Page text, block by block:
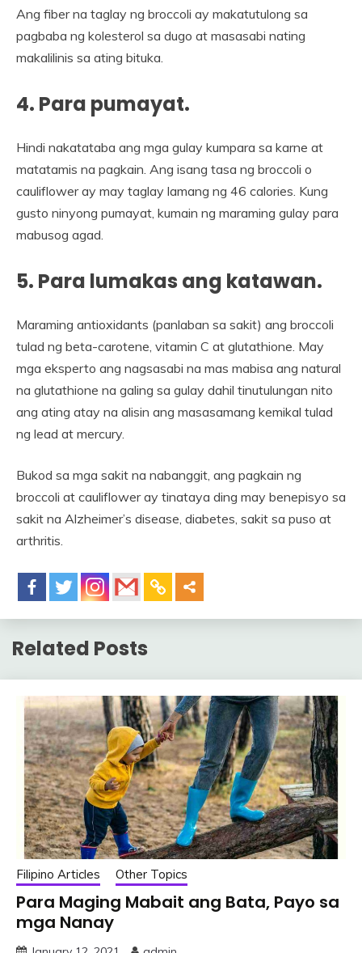
Ang fiber na taglay ng broccoli ay makatutulong sa
pagbaba ng kolesterol sa dugo at masasabi nating
makalilinis sa ating bituka.
4. Para pumayat.
Hindi nakatataba ang mga gulay kumpara sa karne at
matatamis na pagkain. Ang isang tasa ng broccoli o
cauliflower ay may taglay lamang ng 46 calories. Kung
gusto ninyong pumayat, kumain ng maraming gulay para
mabusog agad.
5. Para lumakas ang katawan.
Maraming antioxidants (panlaban sa sakit) ang broccoli
tulad ng beta-carotene, vitamin C at glutathione. May
mga eksperto ang nagsasabi na mas mabisa ang natural
na glutathione na galing sa gulay dahil tinutulungan nito
ang ating atay na alisin ang masasamang kemikal tulad
ng lead at mercury.
Bukod sa mga sakit na nabanggit, ang pagkain ng
broccoli at cauliflower ay tinataya ding may benepisyo sa
sakit na Alzheimer’s disease, diabetes, sakit sa puso at
arthritis.
Related Posts
Filipino Articles Other Topics
Para Maging Mabait ang Bata, Payo sa
mga Nanay